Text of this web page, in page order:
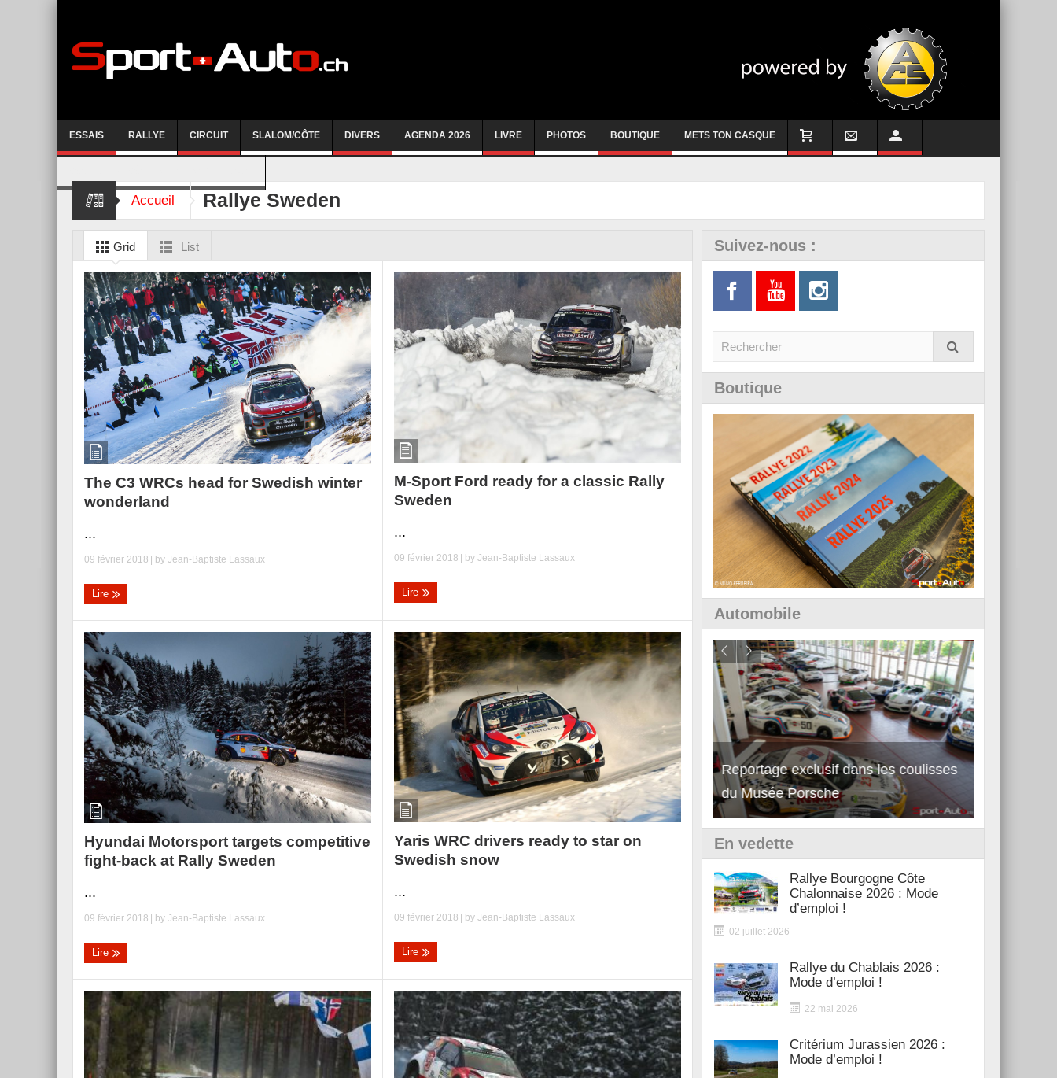
ESSAIS RALLYE CIRCUIT SLALOM/CÔTE DIVERS AGENDA 2026 LIVRE PHOTOS BOUTIQUE METS TON CASQUE
Accueil Rallye Sweden
Grid List
The C3 WRCs head for Swedish winter
wonderland
...
09 février 2018 | by Jean-Baptiste Lassaux
Lire
M-Sport Ford ready for a classic Rally
Sweden
...
09 février 2018 | byJean-Baptiste Lassaux
Lire
Hyundai Motorsport targets competitive
fight-back at Rally Sweden
...
09 février 2018 | by Jean-Baptiste Lassaux
Lire
Yaris WRC drivers ready to star on
Swedish snow
...
09 février 2018 | byJean-Baptiste Lassaux
Lire
Suivez-nous :
Boutique
Automobile
Essai – Morgan Supersport
Reportage exclusif dans les coulisses
du Musée Porsche
Découverte de la nouvelle Ferrari
12Cilindri Manuale
En vedette
Rallye Bourgogne Côte
Chalonnaise 2026 : Mode
d’emploi !
02 juillet 2026
Rallye du Chablais 2026 :
Mode d’emploi !
22 mai 2026
Critérium Jurassien 2026 :
Mode d’emploi !